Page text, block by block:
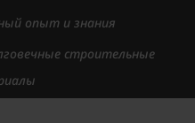
опыт и знания
строительные